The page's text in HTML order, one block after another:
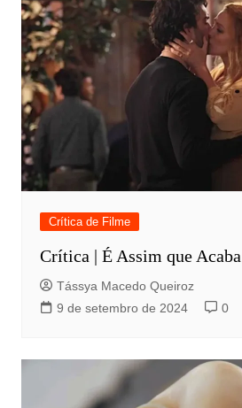
Crítica de Filme
Crítica | É Assim que Acaba
Tássya Macedo Queiroz
9 de setembro de 2024
0